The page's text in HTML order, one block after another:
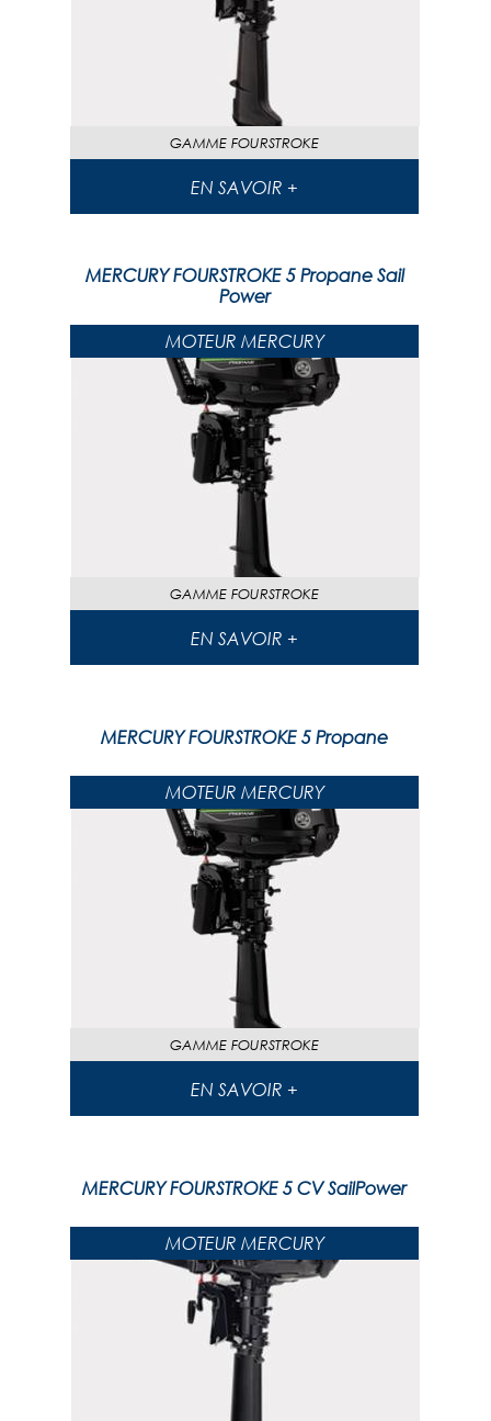
GAMME FOURSTROKE
EN SAVOIR +
MERCURY FOURSTROKE 5 Propane Sail
Power
MOTEUR MERCURY
GAMME FOURSTROKE
EN SAVOIR +
MERCURY FOURSTROKE 5 Propane
MOTEUR MERCURY
GAMME FOURSTROKE
EN SAVOIR +
MERCURY FOURSTROKE 5 CV SailPower
MOTEUR MERCURY